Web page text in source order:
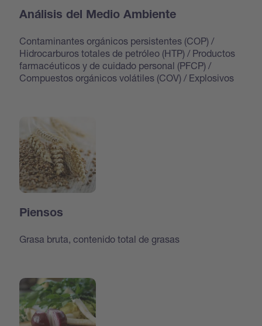
Análisis del Medio Ambiente
Contaminantes orgánicos persistentes (COP) /
Hidrocarburos totales de petróleo (HTP) / Productos
farmacéuticos y de cuidado personal (PFCP) /
Compuestos orgánicos volátiles (COV) / Explosivos
Piensos
Grasa bruta, contenido total de grasas